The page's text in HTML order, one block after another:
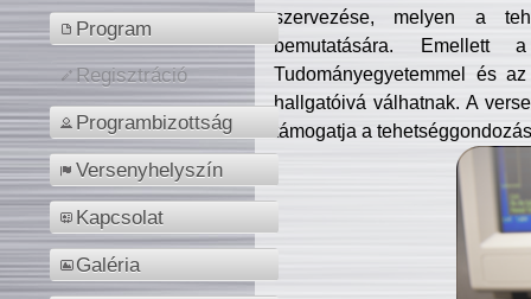
Program
Regisztráció
Programbizottság
Versenyhelyszín
Kapcsolat
Galéria
szervezése, melyen a
bemutatására. Emellett
Tudományegyetemmel és
hallgatóivá válhatnak. A
támogatja a